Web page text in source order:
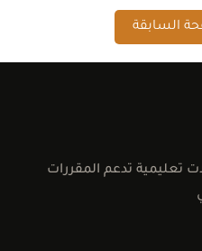
السابقة
تعليمية تدعم المقررات